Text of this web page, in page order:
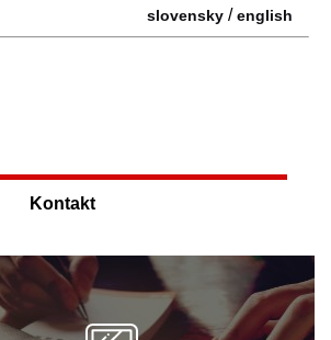
slovensky /english
Kontakt